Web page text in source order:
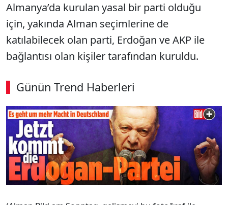
Almanya’da kurulan yasal bir parti olduğu
için, yakında Alman seçimlerine de
katılabilecek olan parti, Erdoğan ve AKP ile
bağlantısı olan kişiler tarafından kuruldu.
Günün Trend Haberleri
00:04 / 09:08
Sesi Aç